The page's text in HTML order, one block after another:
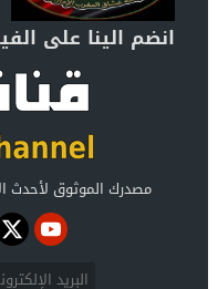
انضم الينا على
مصدرك الموثوق لأحدث